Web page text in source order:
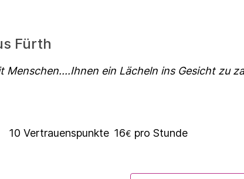
Fürth
Menschen....Ihnen ein Lächeln ins Gesicht zu
10 Vertrauenspunkte 16€ pro Stunde